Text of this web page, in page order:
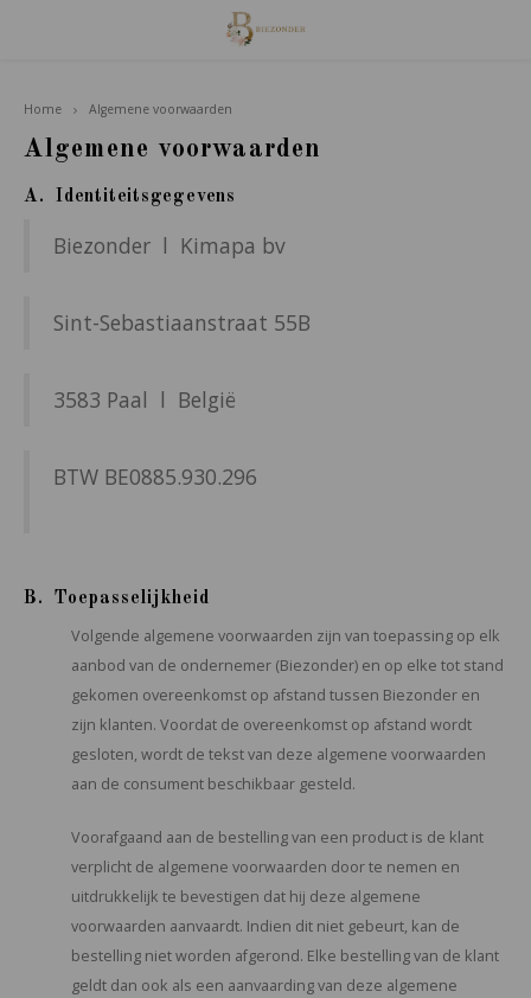
Poppetjes
Accessoires
Giftsets
Home Algemene voorwaarden
Algemene voorwaarden
A. Identiteitsgegevens
Biezonder l Kimapa bv
Sint-Sebastiaanstraat 55B
3583 Paal l België
BTW BE0885.930.296
B. Toepasselijkheid
Volgende algemene voorwaarden zijn van toepassing op elk
aanbod van de ondernemer (Biezonder) en op elke tot stand
gekomen overeenkomst op afstand tussen Biezonder en
zijn klanten. Voordat de overeenkomst op afstand wordt
gesloten, wordt de tekst van deze algemene voorwaarden
aan de consument beschikbaar gesteld.
Voorafgaand aan de bestelling van een product is de klant
verplicht de algemene voorwaarden door te nemen en
uitdrukkelijk te bevestigen dat hij deze algemene
voorwaarden aanvaardt. Indien dit niet gebeurt, kan de
bestelling niet worden afgerond. Elke bestelling van de klant
geldt dan ook als een aanvaarding van deze algemene